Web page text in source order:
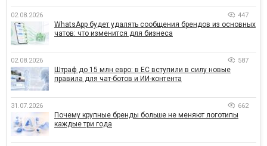
02.08.2026 447
WhatsApp будет удалять сообщения брендов из основных
чатов: что изменится для бизнеса
02.08.2026 587
Штраф до 15 млн евро: в ЕС вступили в силу новые
правила для чат-ботов и ИИ-контента
31.07.2026 662
Почему крупные бренды больше не меняют логотипы
каждые три года